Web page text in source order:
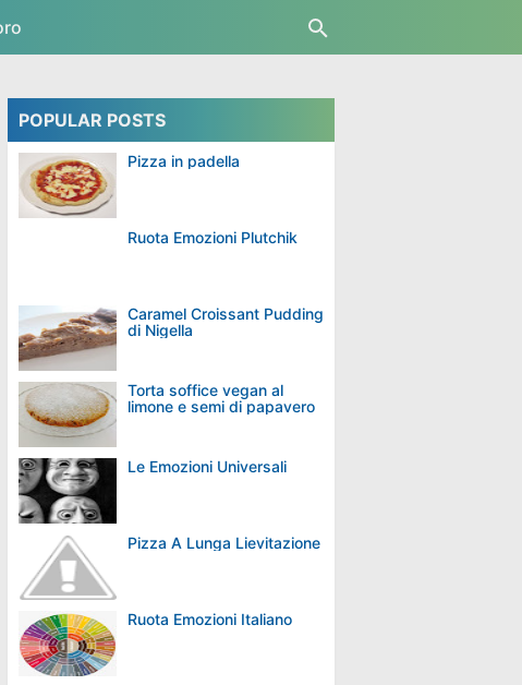
POPULAR POSTS
Pizza in padella
Ruota Emozioni Plutchik
Caramel Croissant Pudding
di Nigella
Torta soffice vegan al
limone e semi di papavero
Le Emozioni Universali
Pizza A Lunga Lievitazione
Ruota Emozioni Italiano